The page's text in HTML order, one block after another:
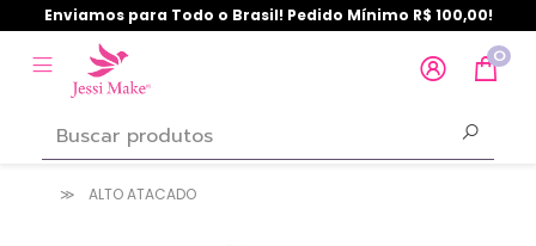
Enviamos para Todo o Brasil! Pedido Mínimo R$ 100,00!
0
ALTO ATACADO